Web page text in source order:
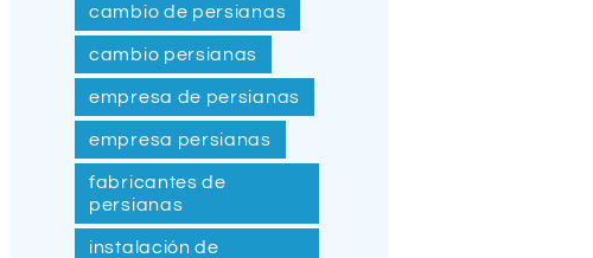
cambio de persianas
cambio persianas
empresa de persianas
empresa persianas
fabricantes de
persianas
instalación de